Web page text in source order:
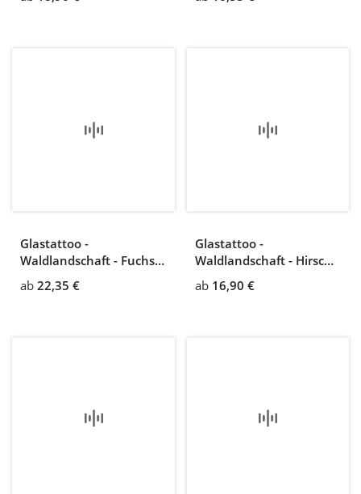
Glastattoo -
Waldlandschaft - Fuchs
blickt in die Ferne
ab 22,35 €
Glastattoo -
Waldlandschaft - Hirsch
blickt in die Ferne
ab 16,90 €